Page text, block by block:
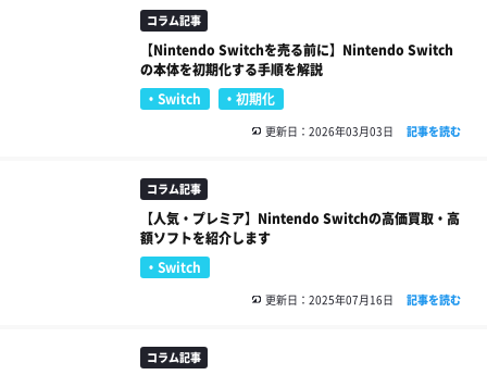
コラム記事
【Nintendo Switchを売る前に】Nintendo Switch
の本体を初期化する手順を解説
Switch
初期化
更新日：2026年03月03日 記事を読む
コラム記事
【人気・プレミア】Nintendo Switchの高価買取・高
額ソフトを紹介します
Switch
更新日：2025年07月16日 記事を読む
コラム記事